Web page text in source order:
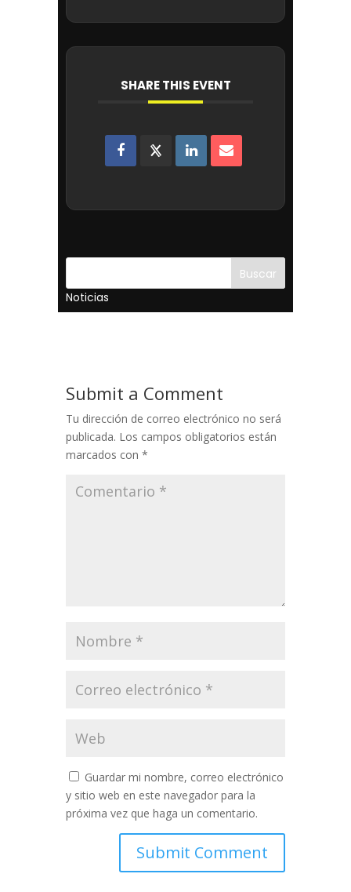
SHARE THIS EVENT
Buscar
Noticias
Submit a Comment
Tu dirección de correo electrónico no será
publicada. Los campos obligatorios están
marcados con *
Guardar mi nombre, correo electrónico
y sitio web en este navegador para la
próxima vez que haga un comentario.